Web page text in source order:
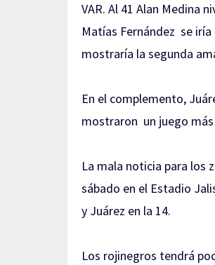
VAR. Al 41 Alan Medina
Matías Fernández se
mostraría la segunda
En el complemento,
mostraron un juego
La mala noticia para los
sábado en el Estadio
y Juárez en la 14.
Los rojinegros tendrá